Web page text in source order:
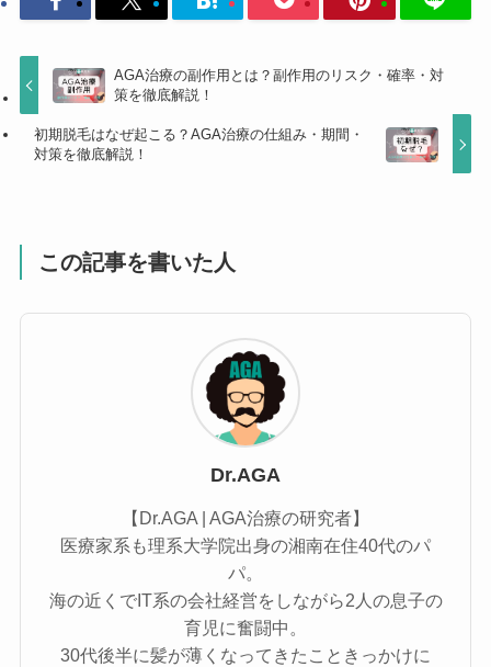
AGA治療の副作用とは？副作用のリスク・確率・対
策を徹底解説！
初期脱毛はなぜ起こる？AGA治療の仕組み・期間・
対策を徹底解説！
この記事を書いた人
Dr.AGA
【Dr.AGA | AGA治療の研究者】
医療家系も理系大学院出身の湘南在住40代のパ
パ。
海の近くでIT系の会社経営をしながら2人の息子の
育児に奮闘中。
30代後半に髪が薄くなってきたこときっかけに